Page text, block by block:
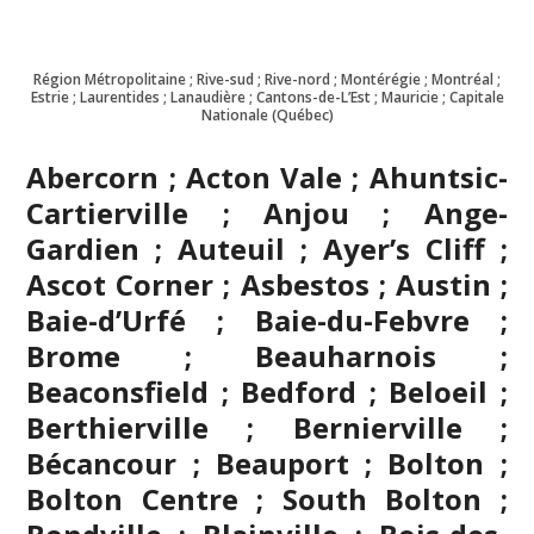
Région Métropolitaine ; Rive-sud ; Rive-nord ; Montérégie ; Montréal ;
Estrie ; Laurentides ; Lanaudière ; Cantons-de-L’Est ; Mauricie ; Capitale
Nationale (Québec)
Abercorn ; Acton Vale ; Ahuntsic-
Cartierville ; Anjou ; Ange-
Gardien ; Auteuil ; Ayer’s Cliff ;
Ascot Corner ; Asbestos ; Austin ;
Baie-d’Urfé ; Baie-du-Febvre ;
Brome ; Beauharnois ;
Beaconsfield ; Bedford ; Beloeil ;
Berthierville ; Bernierville ;
Bécancour ; Beauport ; Bolton ;
Bolton Centre ; South Bolton ;